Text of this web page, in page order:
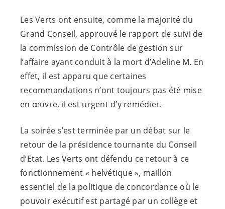
Les Verts ont ensuite, comme la majorité du
Grand Conseil, approuvé le rapport de suivi de
la commission de Contrôle de gestion sur
l’affaire ayant conduit à la mort d’Adeline M. En
effet, il est apparu que certaines
recommandations n’ont toujours pas été mise
en œuvre, il est urgent d’y remédier.
La soirée s’est terminée par un débat sur le
retour de la présidence tournante du Conseil
d’Etat. Les Verts ont défendu ce retour à ce
fonctionnement « helvétique », maillon
essentiel de la politique de concordance où le
pouvoir exécutif est partagé par un collège et